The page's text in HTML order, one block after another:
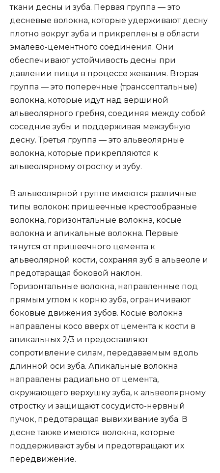
ткани десны и зуба. Первая группа — это
десневые волокна, которые удерживают десну
плотно вокруг зуба и прикреплены в области
эмалево-цементного соединения. Они
обеспечивают устойчивость десны при
давлении пищи в процессе жевания. Вторая
группа — это поперечные (транссептальные)
волокна, которые идут над вершиной
альвеолярного гребня, соединяя между собой
соседние зубы и поддерживая межзубную
десну. Третья группа — это альвеолярные
волокна, которые прикрепляются к
альвеолярному отростку и зубу.
В альвеолярной группе имеются различные
типы волокон: пришеечные крестообразные
волокна, горизонтальные волокна, косые
волокна и апикальные волокна. Первые
тянутся от пришеечного цемента к
альвеолярной кости, сохраняя зуб в альвеоле и
предотвращая боковой наклон.
Горизонтальные волокна, направленные под
прямым углом к корню зуба, ограничивают
боковые движения зубов. Косые волокна
направлены косо вверх от цемента к кости в
апикальных 2/3 и предоставляют
сопротивление силам, передаваемым вдоль
длинной оси зуба. Апикальные волокна
направлены радиально от цемента,
окружающего верхушку зуба, к альвеолярному
отростку и защищают сосудисто-нервный
пучок, предотвращая вывихивание зуба. В
десне также имеются волокна, которые
поддерживают зубы и предотвращают их
передвижение.